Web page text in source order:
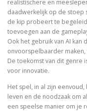
realistischere en
daadwerkelijk op de stoep
de kip probeert te
toevoegen aan de
Ook het gebruik van AI kan
onvoorspelbaarder
De toekomst van dit
voor innovatie.
Het spel, in al zijn
leven en de noodzaak om
een speelse manier om je